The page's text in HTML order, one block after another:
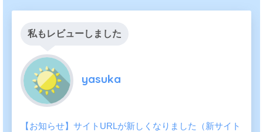
私もレビューしました
yasuka
【お知らせ】サイトURLが新しくなりました（新サイト